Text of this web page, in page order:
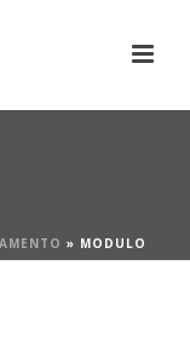
» MODULO